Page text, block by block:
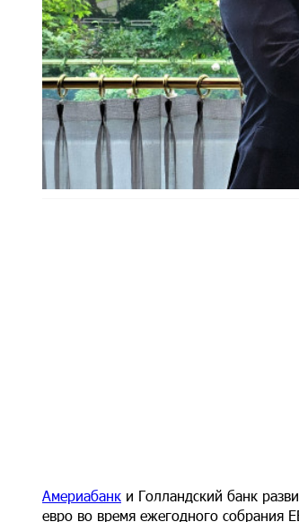
Америабанк и Голландский банк
евро во время ежегодного собрания